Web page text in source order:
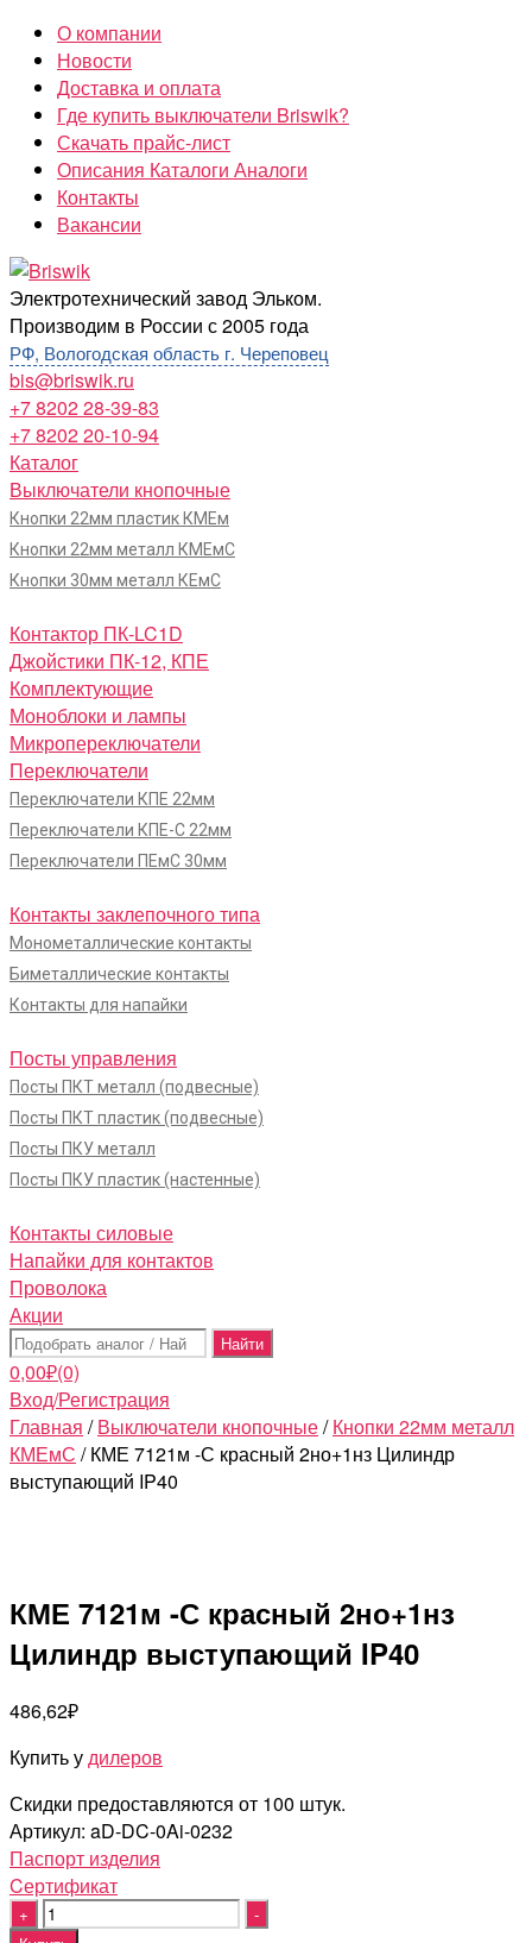
Перейти
содержимому
О компании
Новости
Доставка и оплата
Где купить выключатели Briswik?
Скачать прайс-лист
Описания Каталоги Аналоги
Контакты
Вакансии
Briswik
Электротехнический завод Эльком.
Производим в России с 2005 года
РФ, Вологодская область г. Череповец
bis@briswik.ru
+7 8202 28-39-83
+7 8202 20-10-94
Каталог
Выключатели кнопочные
Кнопки 22мм пластик КМЕм
Кнопки 22мм металл КМЕмС
Кнопки 30мм металл КЕмС
Контактор ПК-LC1D
Джойстики ПК-12, КПЕ
Комплектующие
Моноблоки и лампы
Микропереключатели
Переключатели
Переключатели КПЕ 22мм
Переключатели КПЕ-С 22мм
Переключатели ПЕмС 30мм
Контакты заклепочного типа
Монометаллические контакты
Биметаллические контакты
Контакты для напайки
Посты управления
Посты ПКТ металл (подвесные)
Посты ПКТ пластик (подвесные)
Посты ПКУ металл
Посты ПКУ пластик (настенные)
Контакты силовые
Напайки для контактов
Проволока
Акции
Поиск:
0,00₽(0)
Вход/Регистрация
Главная /Выключатели кнопочные/Кнопки 22мм металл
КМЕмС / КМЕ 7121м -С красный 2но+1нз Цилиндр
выступающий IP40
КМЕ 7121м -С красный 2но+1нз
Цилиндр выступающий IP40
486,62₽
Купить удилеров
Скидки предоставляются от 100 штук.
Артикул: aD-DC-0Ai-0232
Паспорт изделия
Cертификат
Quantity